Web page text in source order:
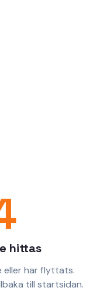
hittas
eller har flyttats.
till startsidan.